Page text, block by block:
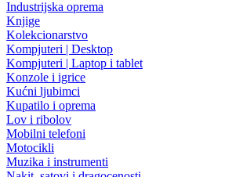
Industrijska oprema
Knjige
Kolekcionarstvo
Kompjuteri | Desktop
Kompjuteri | Laptop i tablet
Konzole i igrice
Kućni ljubimci
Kupatilo i oprema
Lov i ribolov
Mobilni telefoni
Motocikli
Muzika i instrumenti